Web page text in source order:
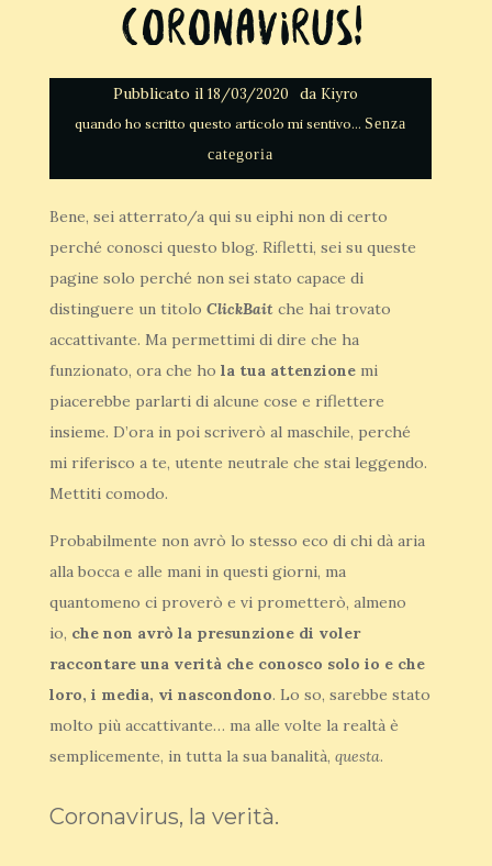
CORONAVIRUS!
Pubblicato il 18/03/2020 da Kiyro
Senza
categoria
Bene, sei atterrato/a qui su eiphi non di certo
perché conosci questo blog. Rifletti, sei su queste
pagine solo perché non sei stato capace di
distinguere un titolo ClickBait che hai trovato
accattivante. Ma permettimi di dire che ha
funzionato, ora che ho la tua attenzione mi
piacerebbe parlarti di alcune cose e riflettere
insieme. D’ora in poi scriverò al maschile, perché
mi riferisco a te, utente neutrale che stai leggendo.
Mettiti comodo.
Probabilmente non avrò lo stesso eco di chi dà aria
alla bocca e alle mani in questi giorni, ma
quantomeno ci proverò e vi prometterò, almeno
io, che non avrò la presunzione di voler
raccontare una verità che conosco solo io e che
loro, i media, vi nascondono. Lo so, sarebbe stato
molto più accattivante… ma alle volte la realtà è
semplicemente, in tutta la sua banalità, questa.
Coronavirus, la verità.